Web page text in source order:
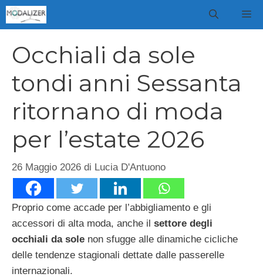
Vai
al
Occhiali da sole
tondi anni Sessanta
ritornano di moda
per l’estate 2026
26 Maggio 2026 di Lucia D'Antuono
Proprio come accade per l’abbigliamento e gli
accessori di alta moda, anche il settore degli
occhiali da sole non sfugge alle dinamiche cicliche
delle tendenze stagionali dettate dalle passerelle
internazionali.